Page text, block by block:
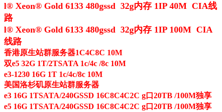
l® Xeon® Gold 6133 480gssd 32g内存 1IP 40M CIA线
路
l® Xeon® Gold 6133 480gssd 32g内存 1IP 100M CIA
线路
香港原生站群服务器1C4C8C 10M
双e5 32G 1T/2TSATA 1c/4c /8c 10M
e3-1230 16G 1T 1c/4c/8c 10M
美国洛杉矶原生站群服务器
e3 16G 1TSATA/240GSSD 16C8C4C2C g口20TB /100M独享
e5 16G 1TSATA/240GSSD 16C8C4C2C g口20TB /100M独享